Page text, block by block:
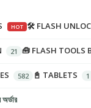
🛠️ FLASH
🧰 FLASH TOOLS
📓 TABLETS